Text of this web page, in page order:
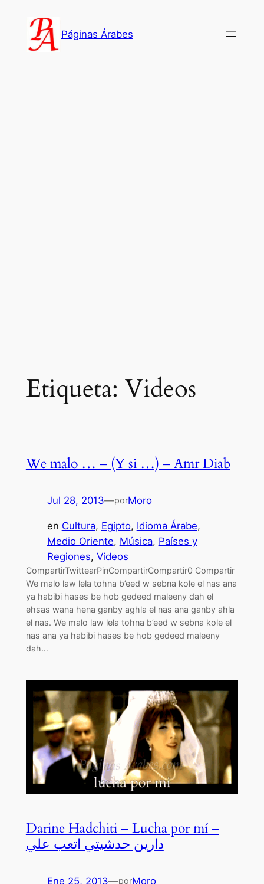
contenido
Páginas Árabes
Etiqueta: Videos
We malo … – (Y si …) – Amr Diab
Jul 28, 2013—porMoro
en Cultura, Egipto, Idioma Árabe
Medio Oriente, Música, Países y
Regiones, Videos
CompartirTwittearPinCompartirCompartir0 Compartir
We malo law lela tohna b’eed w sebna kole el nas ana
ya habibi hases be hob gedeed maleeny dah el
ehsas wana hena ganby aghla el nas ana ganby ahla
el nas. We malo law lela tohna b’eed w sebna kole el
nas ana ya habibi hases be hob gedeed maleeny
dah…
Darine Hadchiti – Lucha por mí –
دارين حدشيتي اتعب علي
Ene 25, 2013—porMoro